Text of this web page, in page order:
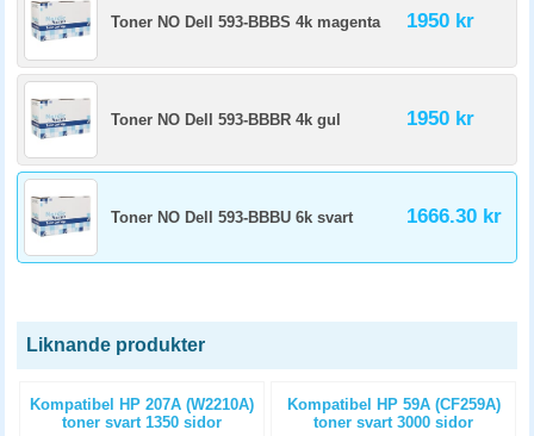
Toner NO Dell 593-BBBS 4k magenta 1950 kr
Toner NO Dell 593-BBBR 4k gul 1950 kr
Toner NO Dell 593-BBBU 6k svart 1666.30 kr
Liknande produkter
Kompatibel HP 207A (W2210A)
toner svart 1350 sidor
Kompatibel HP 59A (CF259A)
toner svart 3000 sidor